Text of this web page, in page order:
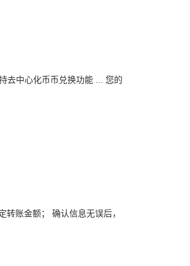
去中心化币币兑换功能 ... 您的
账金额； 确认信息无误后，